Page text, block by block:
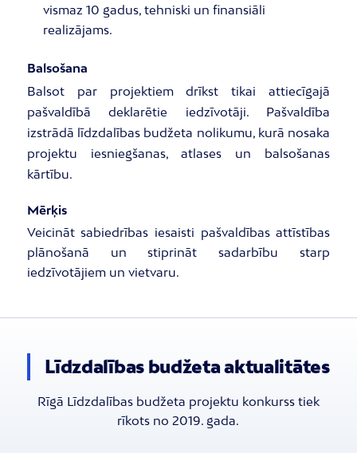
vismaz 10 gadus, tehniski un finansiāli
realizājams.
Balsošana
Balsot par projektiem drīkst tikai attiecīgajā
pašvaldībā deklarētie iedzīvotāji. Pašvaldība
izstrādā līdzdalības budžeta nolikumu, kurā nosaka
projektu iesniegšanas, atlases un balsošanas
kārtību.
Mērķis
Veicināt sabiedrības iesaisti pašvaldības attīstības
plānošanā un stiprināt sadarbību starp
iedzīvotājiem un vietvaru.
Līdzdalības budžeta aktualitātes
Rīgā Līdzdalības budžeta projektu konkurss tiek
rīkots no 2019. gada.